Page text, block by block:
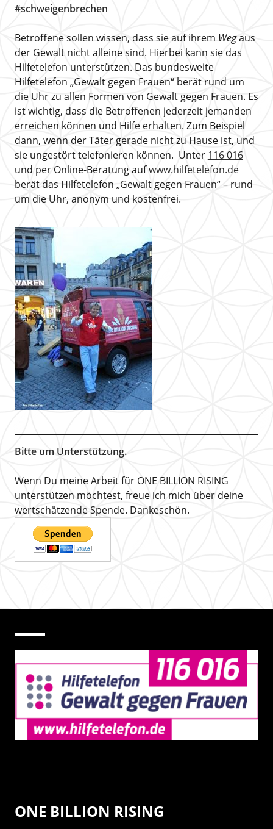
#schweigenbrechen
Betroffene sollen wissen, dass sie auf ihrem Wegaus
der Gewalt nicht alleine sind. Hierbei kann sie das
Hilfetelefon unterstützen. Das bundesweite
Hilfetelefon „Gewalt gegen Frauen“ berät rund um
die Uhr zu allen Formen von Gewalt gegen Frauen. Es
ist wichtig, dass die Betroffenen jederzeit jemanden
erreichen können und Hilfe erhalten. Zum Beispiel
dann, wenn der Täter gerade nicht zu Hause ist, und
sie ungestört telefonieren können. Unter 116 016
und per Online-Beratung aufwww.hilfetelefon.de
berät das Hilfetelefon „Gewalt gegen Frauen“ – rund
um die Uhr, anonym und kostenfrei.
Bitte um Unterstützung.
Wenn Du meine Arbeit für ONE BILLION RISING
unterstützen möchtest, freue ich mich über deine
wertschätzende Spende. Dankeschön.
ONE BILLION RISING